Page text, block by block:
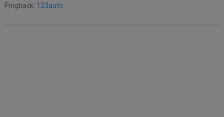
Pingback: 123auto